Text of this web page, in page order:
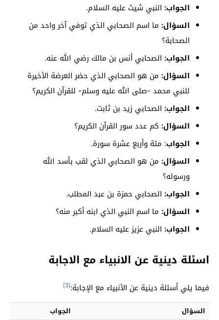
الجواب: النبي شيث عليه السلام.
السؤال: ما اسم الصحابي الذي توفي آخر واحد من
الصحابة؟
الجواب: الصحابي أنس بن مالك رضي الله عنه.
السؤال: من هو الصحابي الذي حضر العرضة الأخيرة
للنبي محمد -صلى الله عليه وسلم- للقرآن الكريم؟
الجواب: الصحابي زيد بن ثابت.
السؤال: كم عدد سور القرآن الكريم؟
الجواب: مئة وأربع عشرة سورة.
السؤال: من هو الصحابي الذي لقب بأسد الله
ورسوله؟
الجواب: الصحابي حمزة بن عبد المطلب.
السؤال: ما اسم النبي الذي ابنه أكبر منه؟
الجواب: النبي عزيز عليه السلام.
اسئلة دينية عن الانبياء مع الاجابة
فيما يلي أسئلة دينية عن الأنبياء مع الإجابة:[3]
السؤال الجواب